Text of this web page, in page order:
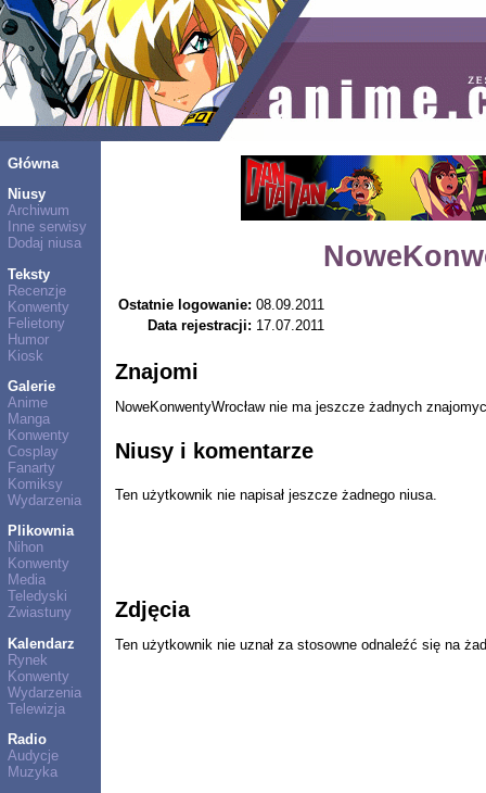
Główna
Niusy
Archiwum
Inne serwisy
Dodaj niusa
Teksty
Recenzje
Konwenty
Felietony
Humor
Kiosk
Galerie
Anime
Manga
Konwenty
Cosplay
Fanarty
Komiksy
Wydarzenia
Plikownia
Nihon
Konwenty
Media
Teledyski
Zwiastuny
Kalendarz
Rynek
Konwenty
Wydarzenia
Telewizja
Radio
Audycje
Muzyka
Ostatnie logowanie: 08.09.2011
Data rejestracji: 17.07.2011
Znajomi
NoweKonwentyWrocław nie ma jeszcze żadnych
Niusy i komentarze
Ten użytkownik nie napisał jeszcze żadnego niusa.
Zdjęcia
Ten użytkownik nie uznał za stosowne odnaleźć się na